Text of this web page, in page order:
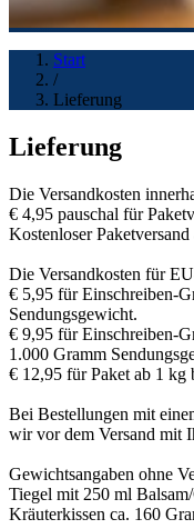
Start
/
Lieferung
Lieferung
Die Versandkosten
€ 4,95 pauschal für
Kostenloser
Die Versandkosten für
€ 5,95 für Einschreiben-
Sendungsgewicht.
€ 9,95 für Einschreiben-
1.000 Gramm
€ 12,95 für Paket ab 1 kg
Bei Bestellungen mit
wir vor dem Versand mit
Gewichtsangaben ohne
Tiegel mit 250 ml
Kräuterkissen ca. 160